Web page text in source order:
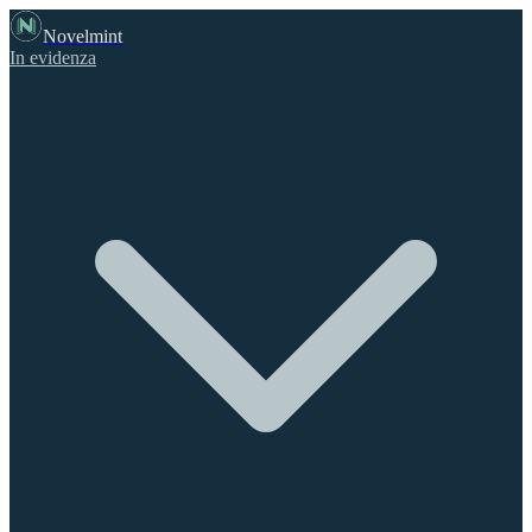
Novelmint
In evidenza